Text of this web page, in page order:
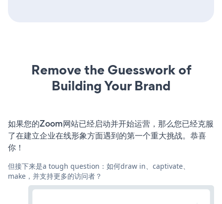
Remove the Guesswork of
Building Your Brand
如果您的Zoom网站已经启动并开始运营，那么您已经克服
了在建立企业在线形象方面遇到的第一个重大挑战。恭喜
你！
但接下来是a tough question：如何draw in、captivate、
make，并支持更多的访问者？